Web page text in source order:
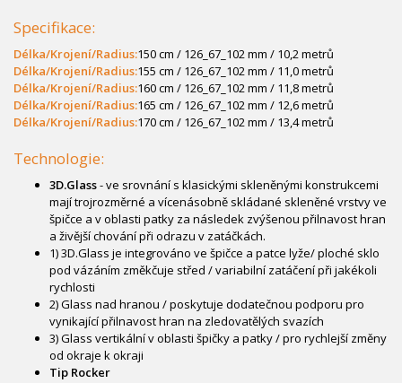
Specifikace:
Délka/Krojení/Ra­dius:150 cm / 126_67_102 mm / 10,2 metrů
Délka/Krojení/Ra­dius:155 cm / 126_67_102 mm / 11,0 metrů
Délka/Krojení/Ra­dius:160 cm / 126_67_102 mm / 11,8 metrů
Délka/Krojení/Ra­dius:165 cm / 126_67_102 mm / 12,6 metrů
Délka/Krojení/Ra­dius:170 cm / 126_67_102 mm / 13,4 metrů
Technologie:
3D.Glass- ve srovnání s klasickými skleněnými konstrukcemi
mají trojrozměrné a vícenásobně skládané skleněné vrstvy ve
špičce a v oblasti patky za následek zvýšenou přilnavost hran
a živější chování při odrazu v zatáčkách.
1) 3D.Glass je integrováno ve špičce a patce lyže/ ploché sklo
pod vázáním změkčuje střed / variabilní zatáčení při jakékoli
rychlosti
2) Glass nad hranou / poskytuje dodatečnou podporu pro
vynikající přilnavost hran na zledovatělých svazích
3) Glass vertikální v oblasti špičky a patky / pro rychlejší změny
od okraje k okraji
Tip Rocker